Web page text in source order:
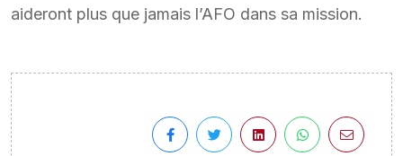
aideront plus que jamais l’AFO dans sa mission.